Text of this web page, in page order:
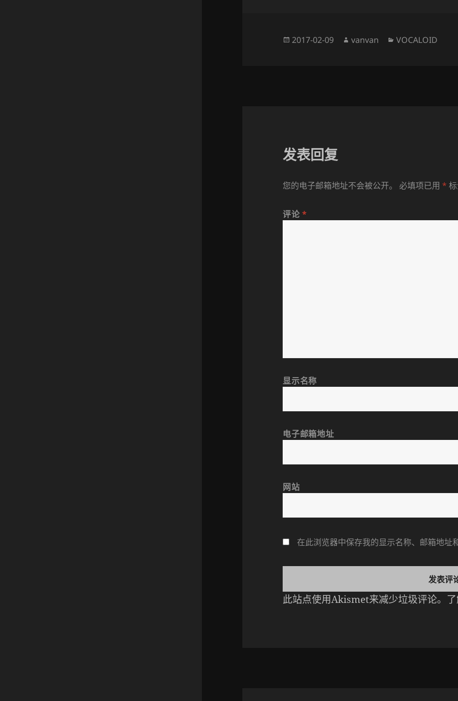
发
2017-02-09
作
vanvan
分
VOCALOID
发表回复
您的电子邮箱地址不会被公开。 必填项已用*
评论*
显示名称
电子邮箱地址
网站
在此浏览器中保存我的显示名称、邮箱地址
此站点使用Akismet来减少垃圾评论。